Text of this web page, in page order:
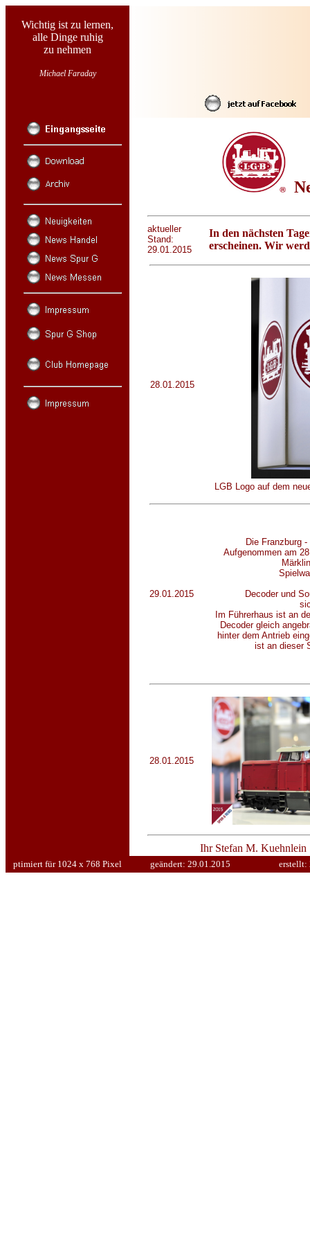
Wichtig ist zu lernen,
alle Dinge ruhig
zu nehmen
Michael Faraday
aktueller
Stand:
29.01.2015
In den nächsten
erscheinen. Wir
28.01.2015
LGB Logo auf dem
29.01.2015
Die Franzburg
Aufgenommen am
Decoder und
Im Führerhaus ist an
Decoder gleich
hinter dem Antrieb
ist an dieser
28.01.2015
Ihr Stefan M. Kuehnlein
ptimiert für 1024 x 768 Pixel geändert: 29.01.2015 erstellt: